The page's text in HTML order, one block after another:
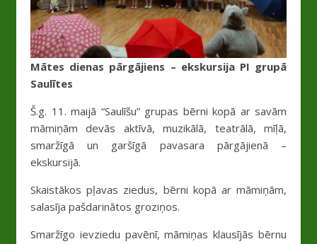
Mātes dienas pārgājiens – ekskursija PI grupā
Saulītes
Š.g. 11. maijā “Saulīšu” grupas bērni kopā ar savām
māmiņām devās aktīvā, muzikālā, teatrālā, mīļā,
smaržīgā un garšīgā pavasara pārgājienā –
ekskursijā.
Skaistākos pļavas ziedus, bērni kopā ar māmiņām,
salasīja pašdarinātos groziņos.
Smaržīgo ievziedu pavēnī, māmiņas klausījās bērnu